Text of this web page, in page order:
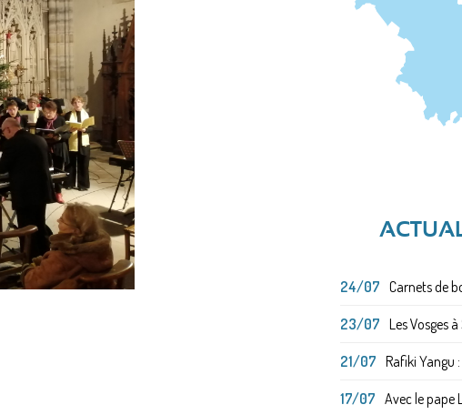
24/07 Carnets de
23/07 Les Vosges
21/07 Rafiki Yangu
17/07 Avec le pape